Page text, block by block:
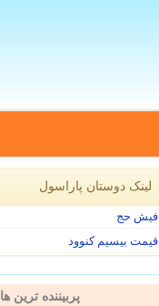
لینک دوستان پاراسول
فیش حج
قیمت بیسیم کنوود
پربیننده ترین ها